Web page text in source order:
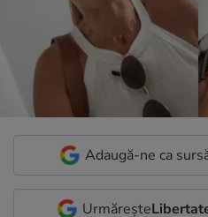
Adaugă-ne ca
Urmărește